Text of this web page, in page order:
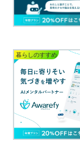
暮らしのすすめ